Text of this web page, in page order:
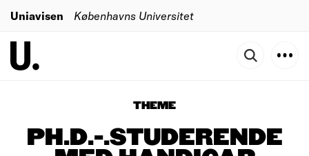
Uniavisen Københavns Universitet
THEME
PH.D.-.STUDERENDE